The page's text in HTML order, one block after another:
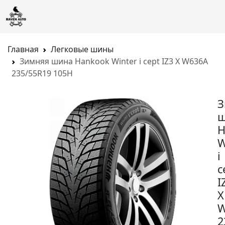
Главная
Легковые шины
Зимняя шина Hankook Winter i cept IZ3 X W636A
235/55R19 105H
i
X